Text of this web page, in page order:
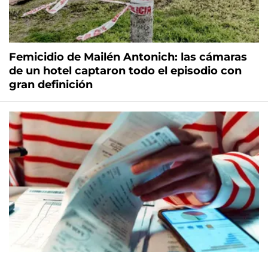
Femicidio de Mailén Antonich: las cámaras
de un hotel captaron todo el episodio con
gran definición